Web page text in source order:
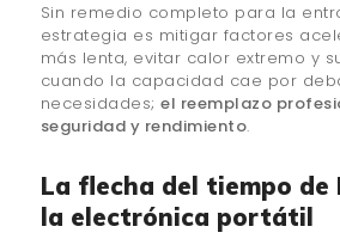
Sin remedio completo para la
estrategia es mitigar factores
más lenta, evitar calor extremo y
cuando la capacidad cae por
necesidades;el reemplazo
seguridad y rendimiento.
La flecha del tiempo de
la electrónica portátil